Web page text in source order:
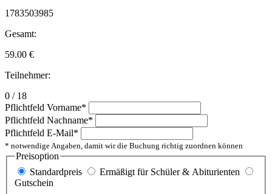
1783503985
Gesamt:
59.00 €
Teilnehmer:
0 / 18
Pflichtfeld Vorname*
Pflichtfeld Nachname*
Pflichtfeld E-Mail*
* notwendige Angaben, damit wir die Buchung richtig zuordnen können
Preisoption
Standardpreis
Ermäßigt für Schüler & Abiturienten
Gutschein